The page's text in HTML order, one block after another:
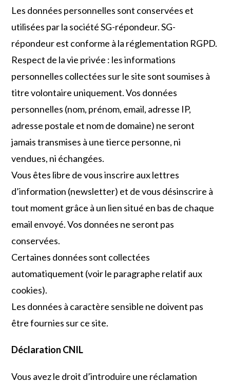
Les données personnelles sont conservées et
utilisées par la société SG-répondeur. SG-
répondeur est conforme à la réglementation RGPD.
Respect de la vie privée : les informations
personnelles collectées sur le site sont soumises à
titre volontaire uniquement. Vos données
personnelles (nom, prénom, email, adresse IP,
adresse postale et nom de domaine) ne seront
jamais transmises à une tierce personne, ni
vendues, ni échangées.
Vous êtes libre de vous inscrire aux lettres
d’information (newsletter) et de vous désinscrire à
tout moment grâce à un lien situé en bas de chaque
email envoyé. Vos données ne seront pas
conservées.
Certaines données sont collectées
automatiquement (voir le paragraphe relatif aux
cookies).
Les données à caractère sensible ne doivent pas
être fournies sur ce site.
Déclaration CNIL
Vous avez le droit d’introduire une réclamation